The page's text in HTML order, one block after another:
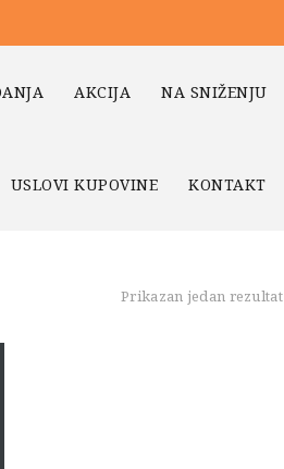
AKCIJA NA SNIŽENJU
USLOVI KUPOVINE KONTAKT
Prikazan jedan rezultat